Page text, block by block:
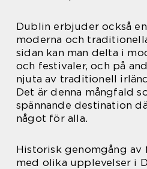
Dublin erbjuder också
moderna och
sidan kan man delta i
och festivaler, och på
njuta av traditionell
Det är denna mångfald
spännande destination
något för alla.
Historisk genomgång av
med olika upplevelser i